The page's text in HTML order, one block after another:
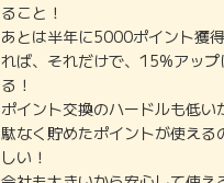
ること！
あとは半年に5000ポイント獲
れば、それだけで、15%アップ
る！
ポイント交換のハードルも低い
駄なく貯めたポイントが使える
しい！